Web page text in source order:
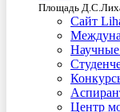
Площадь
Сайт
Центр